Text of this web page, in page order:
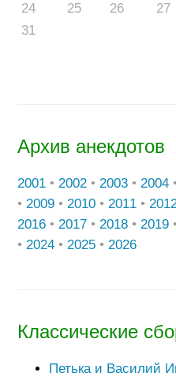
24
25 26 27
31
Архив анекдотов
2001 • 2002 • 2003 • 2004 •
• 2009 • 2010 • 2011 •
2016 • 2017 • 2018 • 2019 •
• 2024 • 2025 • 2026
Классические
Петька и Василий